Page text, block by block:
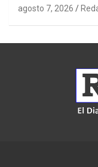
agosto 7, 2026